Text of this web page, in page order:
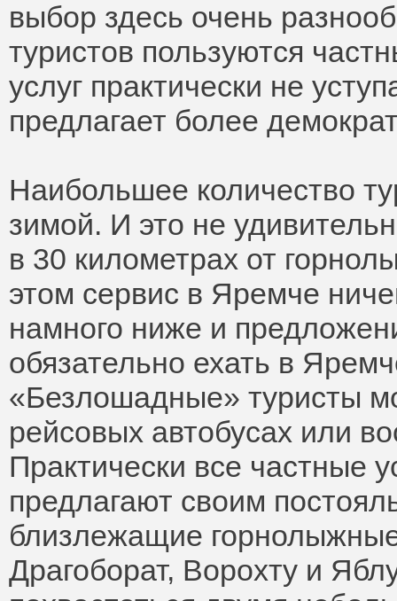
выбор здесь очень
туристов пользуются
услуг практически не
предлагает более
Наибольшее количество
зимой. И это не
в 30 километрах от
этом сервис в Яремче
намного ниже и
обязательно ехать в
«Безлошадные» туристы
рейсовых автобусах или
Практически все частные
предлагают своим
близлежащие
Драгоборат, Ворохту и